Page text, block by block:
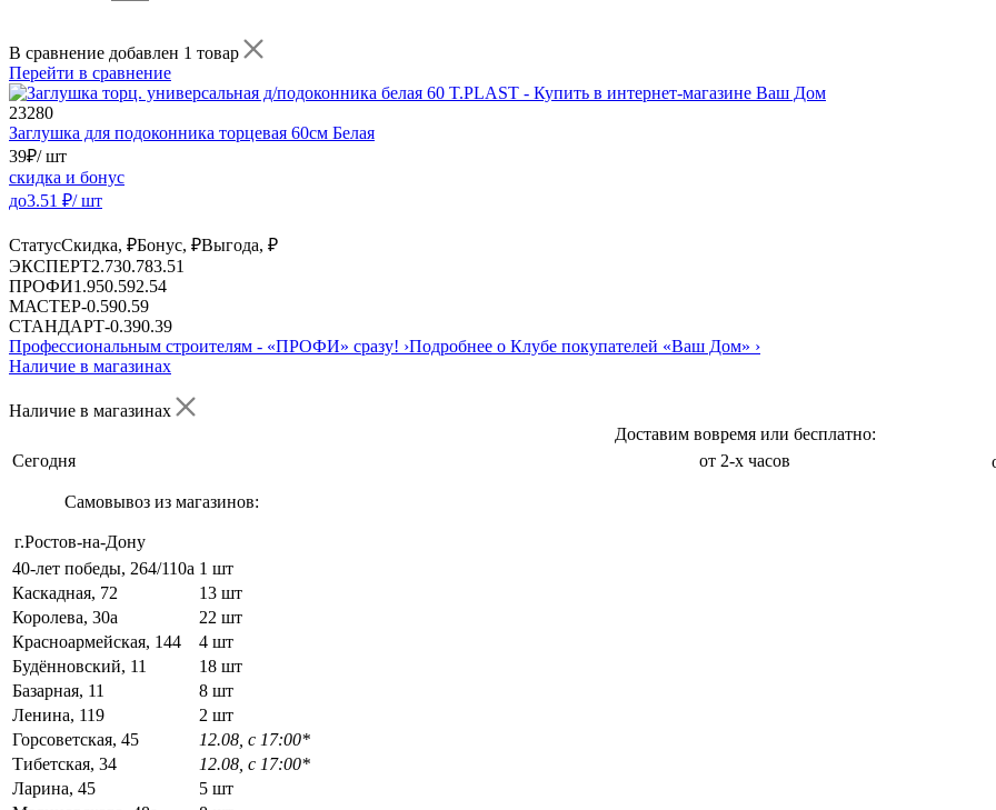
В сравнение добавлен 1 товар
Перейти в сравнение
23280
Заглушка для подоконника торцевая 60см Белая
39₽/ шт
скидка и бонус
до3.51 ₽/ шт
СтатусСкидка, ₽Бонус, ₽Выгода, ₽
ЭКСПЕРТ2.730.783.51
ПРОФИ1.950.592.54
МАСТЕР-0.590.59
СТАНДАРТ-0.390.39
Профессиональным строителям - «ПРОФИ» сразу! ›Подробнее о Клубе покупателей «Ваш Дом» ›
Наличие в магазинах
Наличие в магазинах
Доставим вовремя или бесплатно:
Сегодня
от 2-х часов
Самовывоз из магазинов:
г.Ростов-на-Дону
40-лет победы, 264/110а 1 шт
Каскадная, 72
13 шт
Королева, 30а
22 шт
Красноармейская, 144
4 шт
Будённовский, 11
18 шт
Базарная, 11
8 шт
Ленина, 119
2 шт
Горсоветская, 45
12.08, с 17:00*
Тибетская, 34
12.08, с 17:00*
Ларина, 45
5 шт